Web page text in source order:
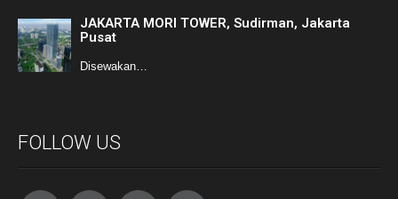
JAKARTA MORI TOWER, Sudirman, Jakarta
Pusat
Disewakan…
FOLLOW US